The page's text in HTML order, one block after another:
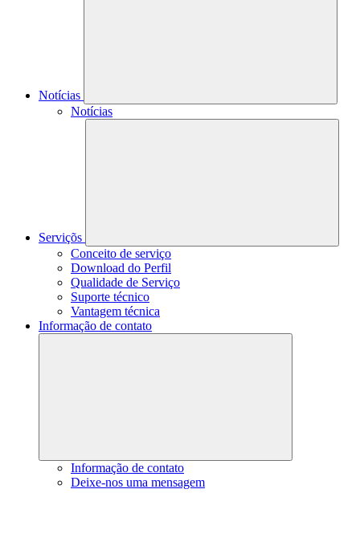
Notícias
Notícias
Serviçõs
Conceito de serviço
Download do Perfil
Qualidade de Serviço
Suporte técnico
Vantagem técnica
Informação de contato
Informação de contato
Deixe-nos uma mensagem